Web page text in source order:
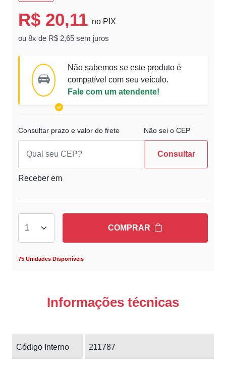
R$ 20,11 no PIX
ou 8x de R$ 2,65 sem juros
Não sabemos se este produto é
compatível com seu veículo.
Fale com um atendente!
Consultar prazo e valor do frete Não sei o CEP
Consultar
Receber em
COMPRAR
75 Unidades Disponíveis
Informações técnicas
Código Interno 211787